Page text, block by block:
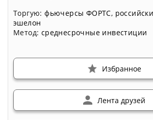
Торгую:фьючерсы ФОРТС,
эшелон
Метод: среднесрочные инвестиции
Избранное
Лента друзей